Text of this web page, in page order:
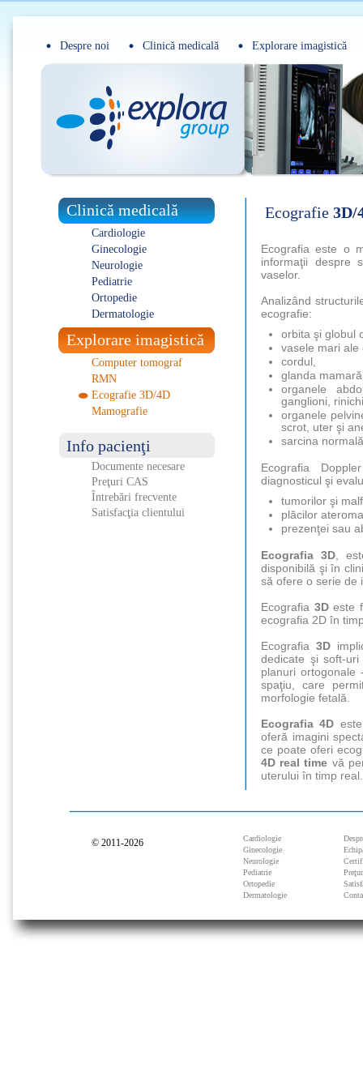
Despre noi Clinică medicală Explorare imagistică
Clinică medicală
Cardiologie
Ginecologie
Neurologie
Pediatrie
Ortopedie
Dermatologie
Explorare imagistică
Computer tomograf
RMN
Ecografie 3D/4D
Mamografie
Info pacienţi
Documente necesare
Preţuri CAS
Întrebări frecvente
Satisfacţia clientului
Ecografie 3D/
Ecografia este o
informaţii despre
vaselor.
Analizând
ecografie:
orbita şi globul
vasele mari ale
cordul,
glanda
organele
ganglioni,
organele
scrot, uter şi
sarcina
Ecografia
diagnosticul şi
tumorilor şi
plăcilor
prezenţei sau
Ecografia 3D,
disponibilă şi în
să ofere o serie de
Ecografia 3Deste
ecografia 2D în
Ecografia3D
dedicate şi soft-
planuri
spaţiu, care
morfologie fetală.
Ecografia 4D
oferă imagini
ce poate oferi
4D real time vă
uterului în timp real.
© 2011-2026
Cardiologie
Ginecologie
Neurologie
Pediatrie
Ortopedie
Dermatologie